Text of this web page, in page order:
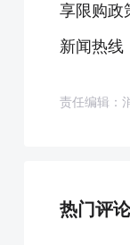
享限购政
新闻热
责任编辑：
热门评论